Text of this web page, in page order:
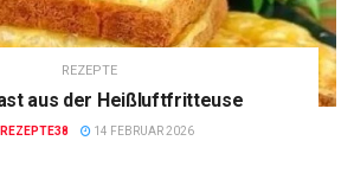
REZEPTE
aus der Heißluftfritteuse
REZEPTE38 14 FEBRUAR 2026